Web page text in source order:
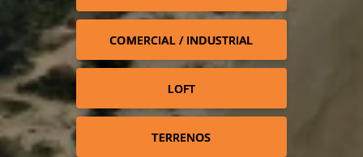
COMERCIAL / INDUSTRIAL
LOFT
TERRENOS